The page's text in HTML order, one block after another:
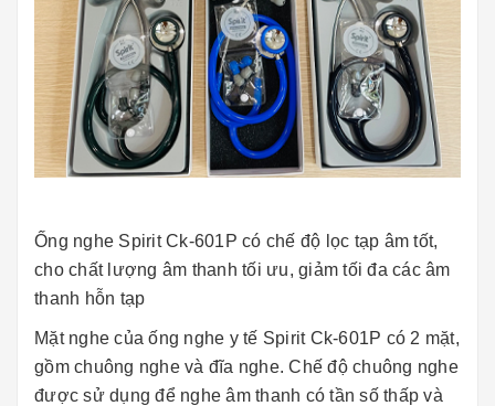
Ống nghe Spirit Ck-601P có chế độ lọc tạp âm tốt,
cho chất lượng âm thanh tối ưu, giảm tối đa các âm
thanh hỗn tạp
Mặt nghe của ống nghe y tế Spirit Ck-601P có 2 mặt,
gồm chuông nghe và đĩa nghe. Chế độ chuông nghe
được sử dụng để nghe âm thanh có tần số thấp và